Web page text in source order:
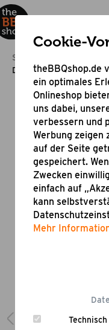
Startseite
Dutch Oven 9.0, rot
Cookie-
theBBQshop.de
ein optimales
Onlineshop
uns dabei,
verbessern und
Werbung zeigen
auf der Seite
gespeichert.
Zwecken
einfach auf
kann
Mehr